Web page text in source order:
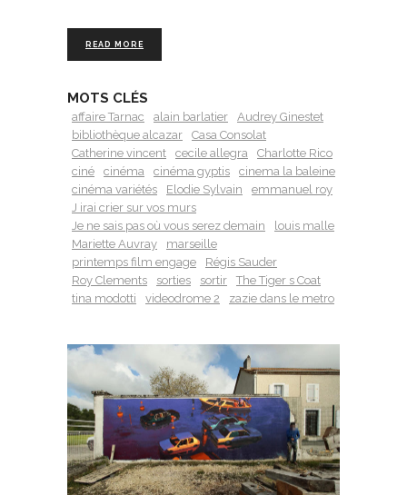
READ MORE
MOTS CLÉS
affaire Tarnac alain barlatier
Audrey Ginestet
bibliothèque alcazar
Casa Consolat
Catherine vincent
cecile allegra
Charlotte Rico
ciné
cinéma cinéma gyptis
cinema la baleine
cinéma variétés
Elodie Sylvain
emmanuel roy
J irai crier sur vos murs
Je ne sais pas où vous serez demain
louis malle
Mariette Auvray
marseille
printemps film engage
Régis Sauder
Roy Clements
sorties sortir
The Tiger s Coat
tina modotti
videodrome 2 zazie dans le metro